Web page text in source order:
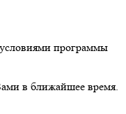
программы
в ближайшее время.